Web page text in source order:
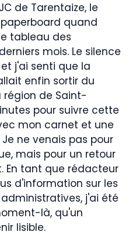
de Tarentaize, le
quand
tableau des
mois. Le silence
j'ai senti que la
enfin sortir du
région de Saint-
pour suivre cette
mon carnet et une
ne venais pas pour
mais pour un retour
En tant que rédacteur
d'information sur les
j'ai été
là, qu'un
lisible.